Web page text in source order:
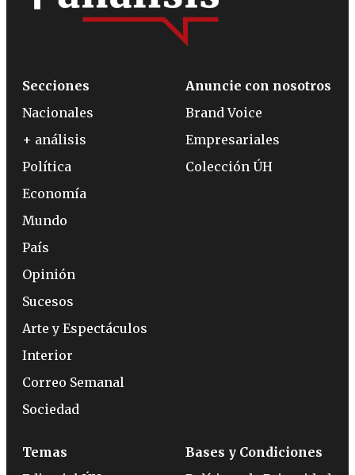
Secciones
Nacionales
+ análisis
Política
Economía
Mundo
País
Opinión
Sucesos
Arte y Espectáculos
Interior
Correo Semanal
Sociedad
Anuncie con nosotros
Brand Voice
Empresariales
Colección ÚH
Temas
Bases y Condiciones